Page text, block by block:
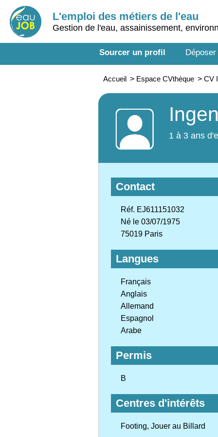
L'emploi des métiers de l'eau
Gestion de l'eau, assainissement,
Sourcer un profil
Accueil > Espace CVthèque > CV
1 à 3 ans
Contact
Réf. EJ611151032
Né le 03/07/1975
75019 Paris
Langues
Français
Anglais
Allemand
Espagnol
Arabe
Permis
B
Centres d'intérêts
Footing, Jouer au Billard